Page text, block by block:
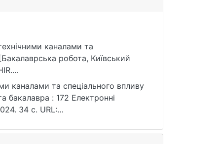
каналами та
робота, Київський
каналами та спеціального впливу
бакалавра : 172 Електронні
34 с. URL: